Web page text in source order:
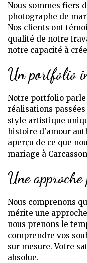
Nous sommes fiers
photographe de
Nos clients ont
qualité de notre
notre capacité à
Un portfolio
Notre portfolio parle
réalisations
style artistique
histoire d'amour
aperçu de ce que
mariage à
Une
Nous comprenons
mérite une
nous prenons le
comprendre vos
sur mesure. Votre
absolue.